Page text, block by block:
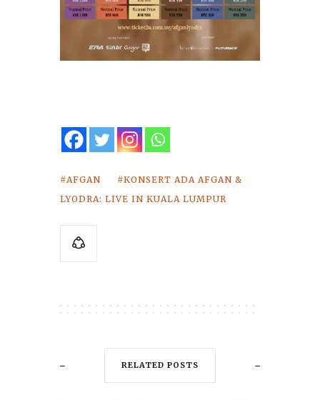
AFGAN
KONSERT ADA AFGAN &
LYODRA: LIVE IN KUALA LUMPUR
RELATED POSTS